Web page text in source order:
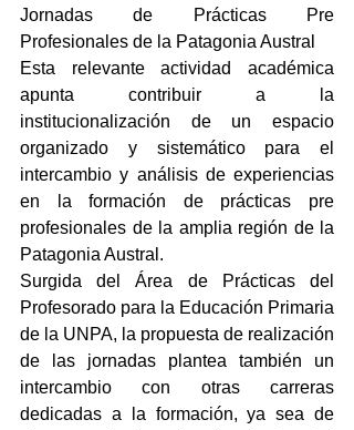
Jornadas de Prácticas Pre
Profesionales de la Patagonia Austral
Esta relevante actividad académica
apunta contribuir a la
institucionalización de un espacio
organizado y sistemático para el
intercambio y análisis de experiencias
en la formación de prácticas pre
profesionales de la amplia región de la
Patagonia Austral.
Surgida del Área de Prácticas del
Profesorado para la Educación Primaria
de la UNPA, la propuesta de realización
de las jornadas plantea también un
intercambio con otras carreras
dedicadas a la formación, ya sea de